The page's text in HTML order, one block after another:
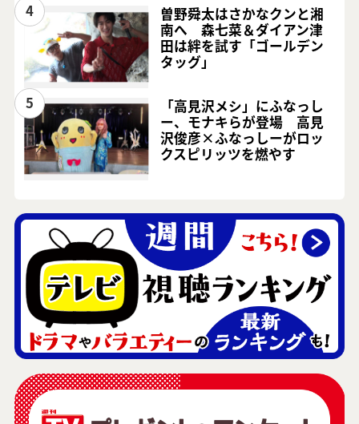
4
曽野舜太はさかなクンと湘
南へ 森七菜＆ダイアン津
田は絆を試す「ゴールデン
タッグ」
5
「高見沢メシ」にふなっし
ー、モナキらが登場 高見
沢俊彦×ふなっしーがロッ
クスピリッツを燃やす